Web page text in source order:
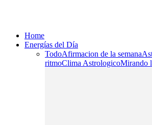
Home
Energías del Día
TodoAfirmacion de la semana
ritmoClima AstrologicoMirando